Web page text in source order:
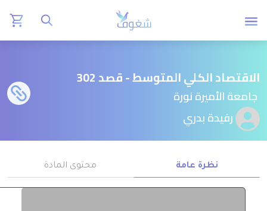
الاقتصاد الكلي المتوسط - قصد 302
جامعة الأميرة نورة
رفيدة بدري
نظرة عامة محتوى المادة